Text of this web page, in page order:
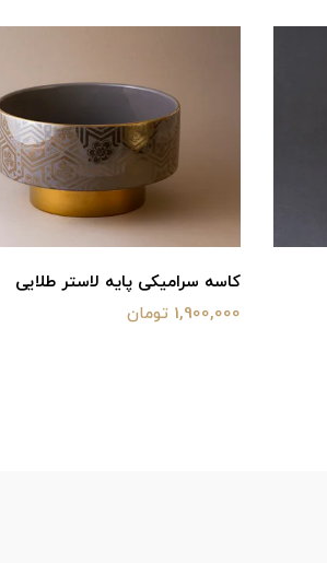
کاسه سرامیکی پایه لاستر طلایی
1,900,000 تومان